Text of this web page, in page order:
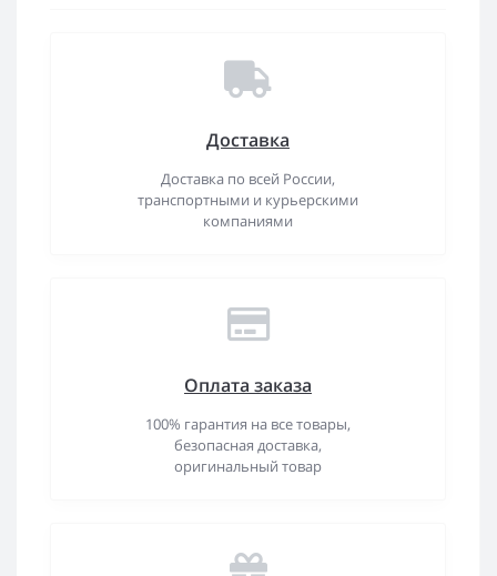
Доставка
Доставка по всей России,
транспортными и курьерскими
компаниями
Оплата заказа
100% гарантия на все товары,
безопасная доставка,
оригинальный товар